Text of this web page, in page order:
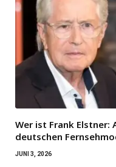
Wer ist Frank Elstner:
deutschen
JUNI 3, 2026